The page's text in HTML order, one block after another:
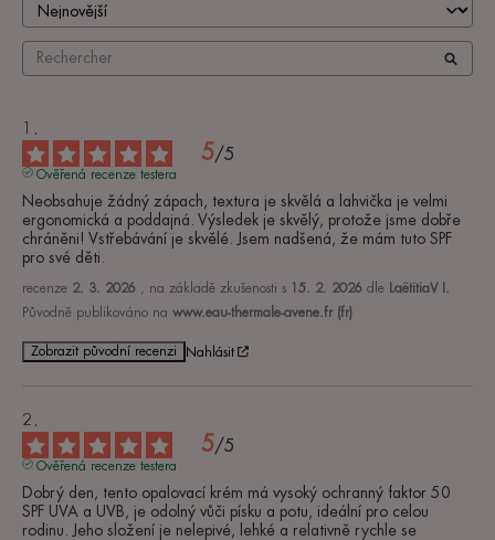
5/5
Ověřená recenze testera
Neobsahuje žádný zápach, textura je skvělá a lahvička je velmi
ergonomická a poddajná. Výsledek je skvělý, protože jsme dobře
chráněni! Vstřebávání je skvělé. Jsem nadšená, že mám tuto SPF
pro své děti.
recenze 2. 3. 2026 , na základě zkušenosti s 15. 2. 2026 dle LaëtitiaV I.
Původně publikováno na www.eau-thermale-avene.fr (fr)
Zobrazit původní recenzi Nahlásit
5/5
Ověřená recenze testera
Dobrý den, tento opalovací krém má vysoký ochranný faktor 50
SPF UVA a UVB, je odolný vůči písku a potu, ideální pro celou
rodinu. Jeho složení je nelepivé, lehké a relativně rychle se